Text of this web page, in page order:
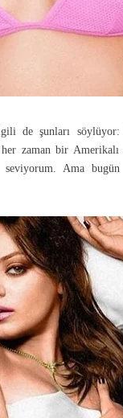
de şunları söylüyor:
zaman bir
Ama